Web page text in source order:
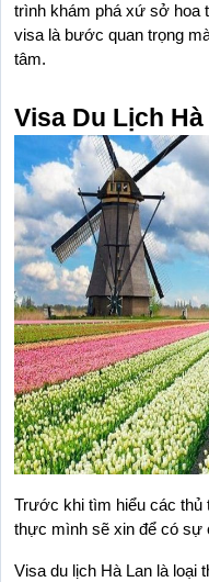
trình khám phá xứ sở hoa
visa là bước quan trọng
tâm.
Visa Du Lịch
Trước khi tìm hiểu các thủ
thực mình sẽ xin để có sự
Visa du lịch Hà Lan là loại